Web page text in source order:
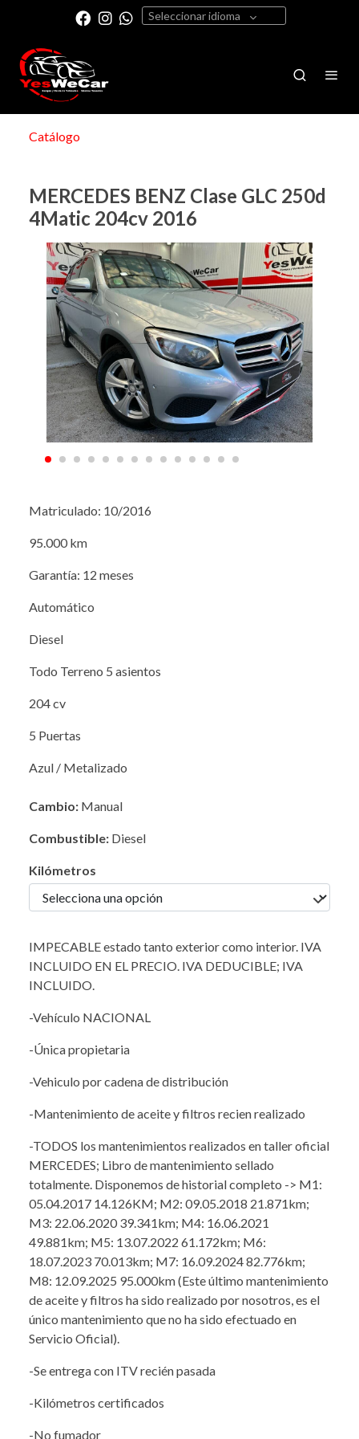
Seleccionar idioma
Catálogo
MERCEDES BENZ Clase GLC 250d
4Matic 204cv 2016
Matriculado: 10/2016
95.000 km
Garantía: 12 meses
Automático
Diesel
Todo Terreno 5 asientos
204 cv
5 Puertas
Azul / Metalizado
Cambio: Manual
Combustible: Diesel
Kilómetros
IMPECABLE estado tanto exterior como interior. IVA
INCLUIDO EN EL PRECIO. IVA DEDUCIBLE; IVA
INCLUIDO.
-Vehículo NACIONAL
-Única propietaria
-Vehiculo por cadena de distribución
-Mantenimiento de aceite y filtros recien realizado
-TODOS los mantenimientos realizados en taller oficial
MERCEDES; Libro de mantenimiento sellado
totalmente. Disponemos de historial completo -> M1:
05.04.2017 14.126KM; M2: 09.05.2018 21.871km;
M3: 22.06.2020 39.341km; M4: 16.06.2021
49.881km; M5: 13.07.2022 61.172km; M6:
18.07.2023 70.013km; M7: 16.09.2024 82.776km;
M8: 12.09.2025 95.000km (Este último mantenimiento
de aceite y filtros ha sido realizado por nosotros, es el
único mantenimiento que no ha sido efectuado en
Servicio Oficial).
-Se entrega con ITV recién pasada
-Kilómetros certificados
-No fumador